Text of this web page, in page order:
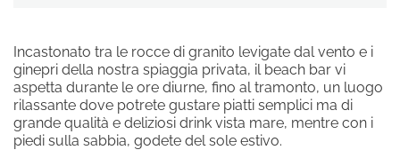
Acconsento al trattamento dei
dati come risultante dell'informativa
privacyper le finalità di invio di
materiale promozionale.
Incastonato tra le rocce di granito levigate dal vento e i
ginepri della nostra spiaggia privata, il beach bar vi
aspetta durante le ore diurne, fino al tramonto, un luogo
rilassante dove potrete gustare piatti semplici ma di
grande qualità e deliziosi drink vista mare, mentre con i
piedi sulla sabbia, godete del sole estivo.